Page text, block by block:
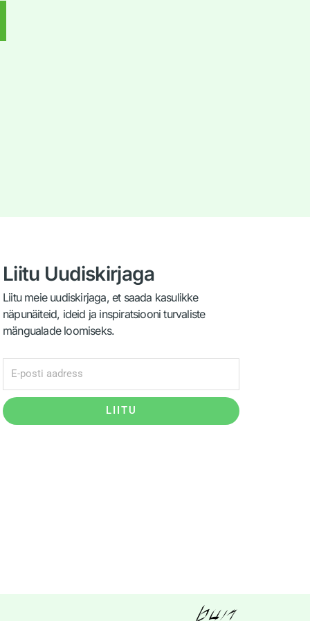
Liitu Uudiskirjaga
Liitu meie uudiskirjaga, et saada kasulikke
näpunäiteid, ideid ja inspiratsiooni turvaliste
mängualade loomiseks.
LIITU